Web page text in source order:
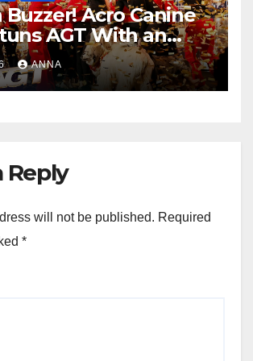
Acro Canine
AGT With an
Performance
ANNA
Reply
will not be published. Required
*